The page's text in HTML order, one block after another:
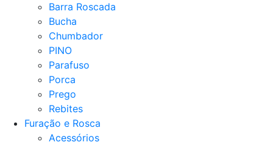
Barra Roscada
Bucha
Chumbador
PINO
Parafuso
Porca
Prego
Rebites
Furação e Rosca
Acessórios